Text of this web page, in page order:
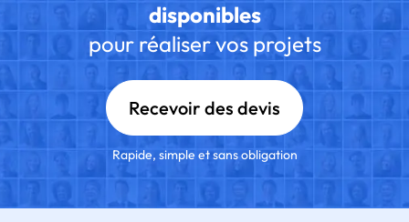
disponibles
pour réaliser vos projets
Recevoir des devis
Rapide, simple et sans obligation